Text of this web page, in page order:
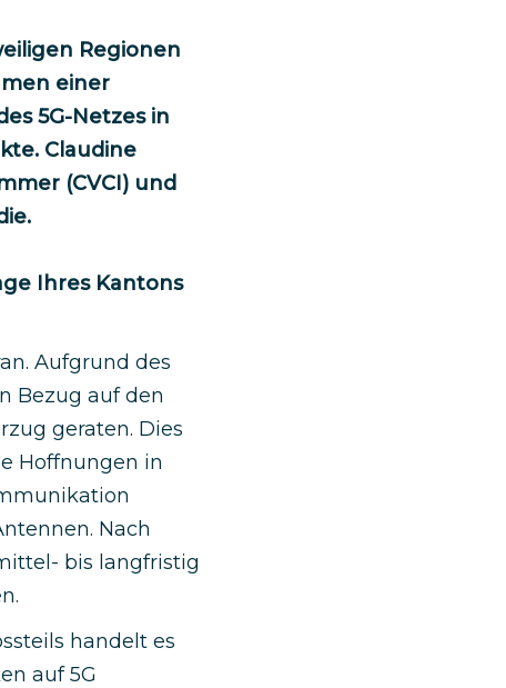
Regionen
einer
5G-Netzes in
Claudine
(CVCI) und
Ihres Kantons
Aufgrund des
Bezug auf den
geraten. Dies
Hoffnungen in
Nach
bis langfristig
handelt es
auf 5G